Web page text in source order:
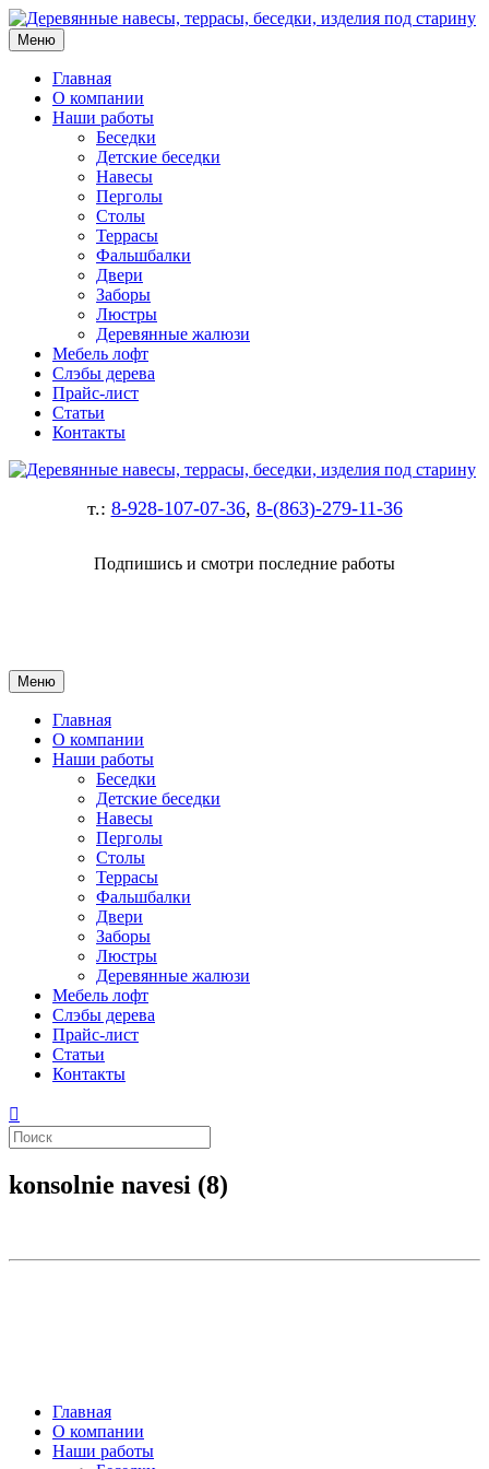
Меню
Главная
О компании
Наши работы
Беседки
Детские беседки
Навесы
Перголы
Столы
Террасы
Фальшбалки
Двери
Заборы
Люстры
Деревянные жалюзи
Мебель лофт
Слэбы дерева
Прайс-лист
Статьи
Контакты
т.: 8-928-107-07-36, 8-(863)-279-11-36
Подпишись и смотри последние работы
Меню
Главная
О компании
Наши работы
Беседки
Детские беседки
Навесы
Перголы
Столы
Террасы
Фальшбалки
Двери
Заборы
Люстры
Деревянные жалюзи
Мебель лофт
Слэбы дерева
Прайс-лист
Статьи
Контакты
konsolnie navesi (8)
Главная
О компании
Наши работы